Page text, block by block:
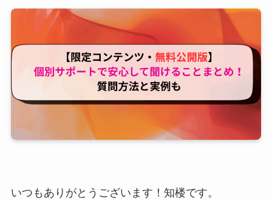
いつもありがとうございます！知楼です。